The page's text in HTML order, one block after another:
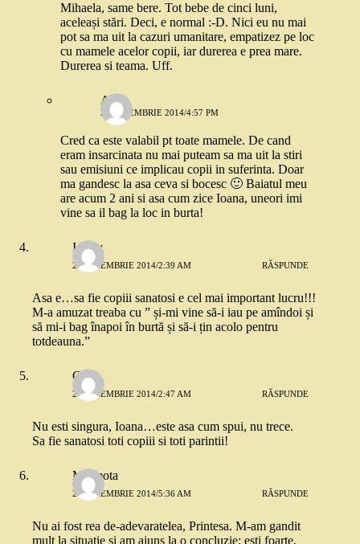
Mihaela, same bere. Tot bebe de cinci luni,
aceleași stări. Deci, e normal :-D. Nici eu nu mai
pot sa ma uit la cazuri umanitare, empatizez pe loc
cu mamele acelor copii, iar durerea e prea mare.
Durerea si teama. Uff.
Ana
25 NOIEMBRIE 2014/4:57 PM
Cred ca este valabil pt toate mamele. De cand
eram insarcinata nu mai puteam sa ma uit la stiri
sau emisiuni ce implicau copii in suferinta. Doar
ma gandesc la asa ceva si bocesc 🙂 Baiatul meu
are acum 2 ani si asa cum zice Ioana, uneori imi
vine sa il bag la loc in burta!
Iasmy
25 NOIEMBRIE 2014/2:39 AM RĂSPUNDE
Asa e…sa fie copiii sanatosi e cel mai important lucru!!!
M-a amuzat treaba cu ” și-mi vine să-i iau pe amîndoi și
să mi-i bag înapoi în burtă și să-i țin acolo pentru
totdeauna.”
Carla
25 NOIEMBRIE 2014/2:47 AM RĂSPUNDE
Nu esti singura, Ioana…este asa cum spui, nu trece.
Sa fie sanatosi toti copiii si toti parintii!
Marmota
25 NOIEMBRIE 2014/5:36 AM RĂSPUNDE
Nu ai fost rea de-adevaratelea, Printesa. M-am gandit
mult la situatie si am ajuns la o concluzie: esti foarte,